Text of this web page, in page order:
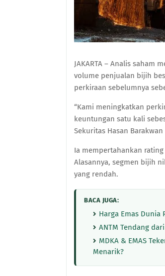
JAKARTA – Analis saham
volume penjualan bijih
perkiraan sebelumnya
“Kami meningkatkan
keuntungan satu kali
Sekuritas Hasan
Ia mempertahankan rating
Alasannya, segmen bijih
yang rendah.
BACA JUGA:
Harga Emas Dunia
ANTM Tendang
MDKA & EMAS
Menarik?